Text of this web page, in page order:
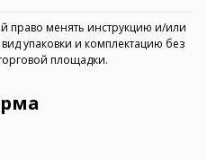
право менять инструкцию и/или
упаковки и комплектацию без
площадки.